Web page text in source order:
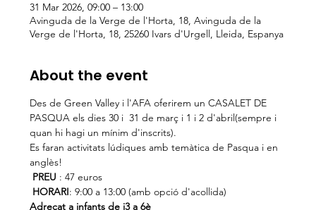
31 Mar 2026, 09:00 – 13:00
Avinguda de la Verge de l'Horta, 18, Avinguda de la
Verge de l'Horta, 18, 25260 Ivars d'Urgell, Lleida, Espanya
About the event
Des de Green Valley i l'AFA oferirem un CASALET DE
PASQUA els dies 30 i  31 de març i 1 i 2 d'abril(sempre i
quan hi hagi un mínim d'inscrits).
Es faran activitats lúdiques amb temàtica de Pasqua i en
anglès!
PREU : 47 euros
HORARI: 9:00 a 13:00 (amb opció d'acollida)
Adreçat a infants de i3 a 6è